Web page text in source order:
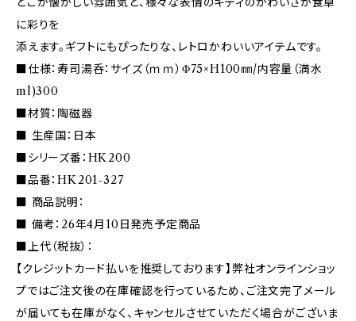
に彩りを
添えます。ギフトにもぴったりな、レトロかわいいアイテムです。
■仕様：寿司湯呑：サイズ（ｍｍ）Φ75×H100㎜/内容量（満水
ml)300
■材質：陶磁器
■ 生産国：日本
■シリーズ番：HK200
■品番：HK201-327
■ 商品説明：
■ 備考：26年4月10日発売予定商品
■上代（税抜）：
【クレジットカード払いを推奨しております】弊社オンラインショッ
プではご注文後の在庫確認を行っているため、ご注文完了メール
が届いても在庫がなく、キャンセルさせていただく場合がございま